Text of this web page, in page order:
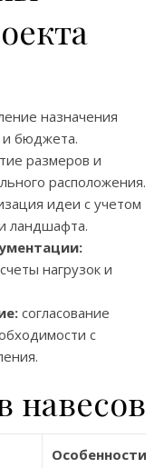
назначения
и бюджета.
размеров и
расположения.
идеи с учетом
ландшафта.
нагрузок и
согласование
с
навесов
Особенности